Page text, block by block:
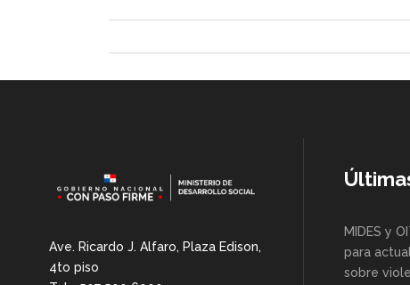
Ave. Ricardo J. Alfaro, Plaza Edison,
4to piso
MIDES y
para
sobre